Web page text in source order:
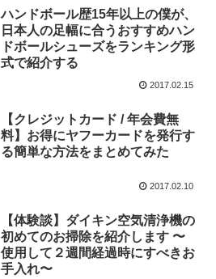
ハンドボール歴15年以上の僕が、
日本人の足幅に合うおすすめハン
ドボールシューズをランキング形
式で紹介する
2017.02.15
【クレジットカード / 年会費無
料】お得にヤフーカードを発行す
る簡単な方法をまとめてみた
2017.02.10
【体験談】ダイキン空気清浄機の
初めてのお掃除を紹介します 〜
使用して２週間経過時にすべきお
手入れ〜